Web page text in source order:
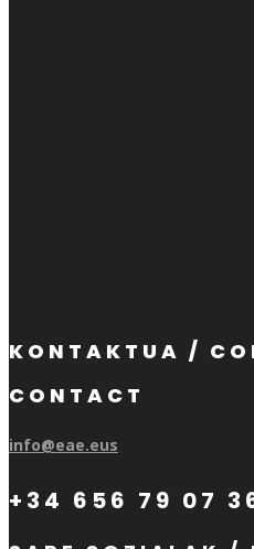
KONTAKTUA /
CONTACT
info@eae.eus
+34 656 79 07